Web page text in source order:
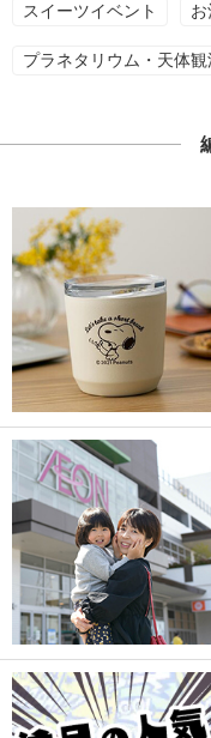
スイーツイベント お
プラネタリウム・天体観